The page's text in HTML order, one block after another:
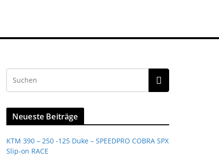
Neueste Beiträge
KTM 390 – 250 -125 Duke – SPEEDPRO COBRA SPX
Slip-on RACE